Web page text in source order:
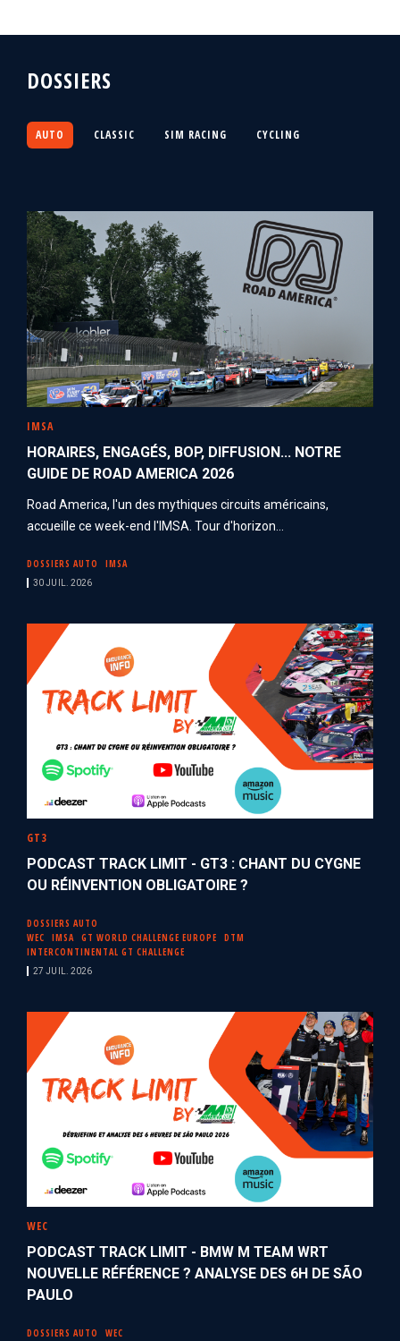
DOSSIERS
AUTO CLASSIC SIM RACING CYCLING
IMSA
HORAIRES, ENGAGÉS, BOP, DIFFUSION... NOTRE
GUIDE DE ROAD AMERICA 2026
Road America, l'un des mythiques circuits américains,
accueille ce week-end l'IMSA. Tour d'horizon...
DOSSIERS AUTO IMSA
30 JUIL. 2026
GT3
PODCAST TRACK LIMIT - GT3 : CHANT DU CYGNE
OU RÉINVENTION OBLIGATOIRE ?
DOSSIERS AUTO
WEC
IMSA GT WORLD CHALLENGE EUROPE
DTM
INTERCONTINENTAL GT CHALLENGE
27 JUIL. 2026
WEC
PODCAST TRACK LIMIT - BMW M TEAM WRT
NOUVELLE RÉFÉRENCE ? ANALYSE DES 6H DE SÃO
PAULO
DOSSIERS AUTO WEC